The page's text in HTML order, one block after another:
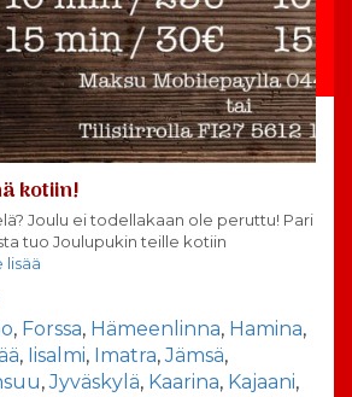
kotiin!
Joulu ei todellakaan ole peruttu! Pari
tuo Joulupukin teille kotiin
lisää
, Forssa, Hämeenlinna, Hamina,
, Iisalmi, Imatra,Jämsä,
,Jyväskylä, Kaarina, Kajaani,